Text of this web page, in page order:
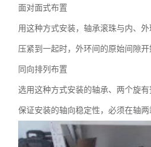
面对面式布置
用这种方式安装，轴承滚珠与内、
压紧到一起时，外环间的原始间隙开
同向排列布置
选用这种方式安装的轴承、两个旋
保证安装的轴向稳定性，必须在轴两